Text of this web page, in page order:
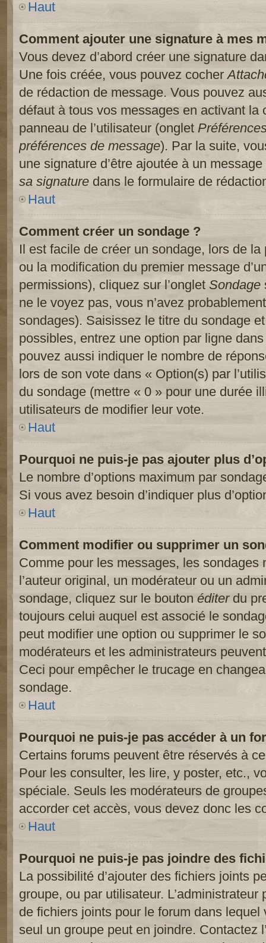
Haut
Comment ajouter une signature à mes
Vous devez d’abord créer une signature
Une fois créée, vous pouvez cocher
de rédaction de message. Vous pouvez
défaut à tous vos messages en activant la
panneau de l’utilisateur (onglet
préférences de message). Par la suite,
une signature d’être ajoutée à un
sa signature dans le formulaire de
Haut
Comment créer un sondage ?
Il est facile de créer un sondage, lors de la
ou la modification du premier message
permissions), cliquez sur l’onglet Sondage
ne le voyez pas, vous n’avez
sondages). Saisissez le titre du sondage
possibles, entrez une option par ligne
pouvez aussi indiquer le nombre de
lors de son vote dans « Option(s) par
du sondage (mettre « 0 » pour une durée
utilisateurs de modifier leur vote.
Haut
Pourquoi ne puis-je pas ajouter plus
Le nombre d’options maximum par
Si vous avez besoin d’indiquer plus
Haut
Comment modifier ou supprimer un
Comme pour les messages, les sondages
l’auteur original, un modérateur ou un
sondage, cliquez sur le bouton éditerdu
toujours celui auquel est associé le
peut modifier une option ou supprimer le
modérateurs et les administrateurs
Ceci pour empêcher le trucage en
sondage.
Haut
Pourquoi ne puis-je pas accéder à un
Certains forums peuvent être réservés à
Pour les consulter, les lire, y poster, etc.,
spéciale. Seuls les modérateurs de
accorder cet accès, vous devez donc les
Haut
Pourquoi ne puis-je pas joindre des
La possibilité d’ajouter des fichiers joints
groupe, ou par utilisateur. L’administrateur
de fichiers joints pour le forum dans
seul un groupe peut en joindre. Contactez